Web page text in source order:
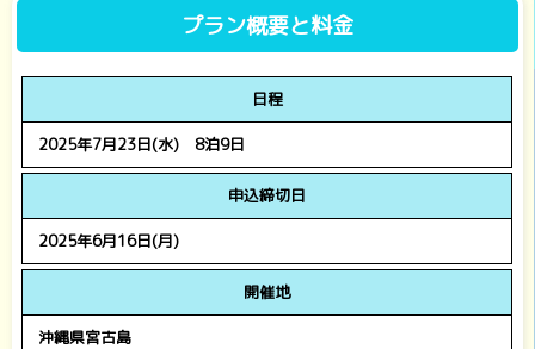
プラン概要と料金
日程
2025年7月23日(水) 8泊9日
申込締切日
2025年6月16日(月)
開催地
沖縄県宮古島